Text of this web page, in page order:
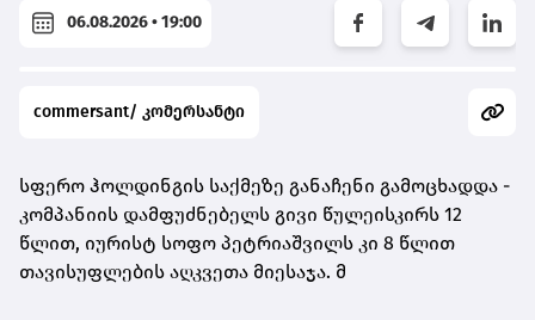
06.08.2026 • 19:00
commersant/ კომერსანტი
სფერო ჰოლდინგის საქმეზე განაჩენი გამოცხადდა -
კომპანიის დამფუძნებელს გივი წულეისკირს 12
წლით, იურისტ სოფო პეტრიაშვილს კი 8 წლით
თავისუფლების აღკვეთა მიესაჯა. მ